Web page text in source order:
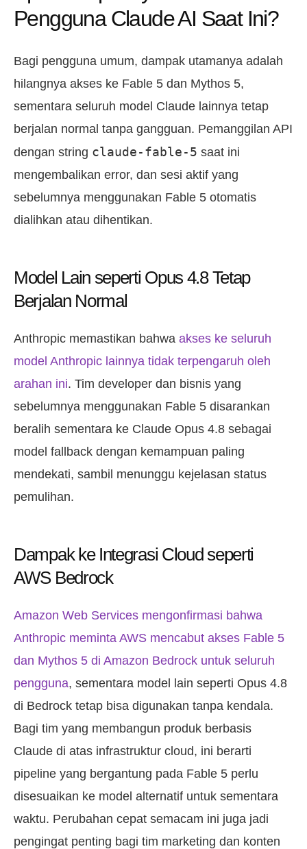
Pengguna Claude AI Saat Ini?
Bagi pengguna umum, dampak utamanya adalah
hilangnya akses ke Fable 5 dan Mythos 5,
sementara seluruh model Claude lainnya tetap
berjalan normal tanpa gangguan. Pemanggilan API
dengan string claude-fable-5 saat ini
mengembalikan error, dan sesi aktif yang
sebelumnya menggunakan Fable 5 otomatis
dialihkan atau dihentikan.
Model Lain seperti Opus 4.8 Tetap
Berjalan Normal
Anthropic memastikan bahwa akses ke seluruh
model Anthropic lainnya tidak terpengaruh oleh
arahan ini. Tim developer dan bisnis yang
sebelumnya menggunakan Fable 5 disarankan
beralih sementara ke Claude Opus 4.8 sebagai
model fallback dengan kemampuan paling
mendekati, sambil menunggu kejelasan status
pemulihan.
Dampak ke Integrasi Cloud seperti
AWS Bedrock
Amazon Web Services mengonfirmasi bahwa
Anthropic meminta AWS mencabut akses Fable 5
dan Mythos 5 di Amazon Bedrock untuk seluruh
pengguna, sementara model lain seperti Opus 4.8
di Bedrock tetap bisa digunakan tanpa kendala.
Bagi tim yang membangun produk berbasis
Claude di atas infrastruktur cloud, ini berarti
pipeline yang bergantung pada Fable 5 perlu
disesuaikan ke model alternatif untuk sementara
waktu. Perubahan cepat semacam ini juga jadi
pengingat penting bagi tim marketing dan konten